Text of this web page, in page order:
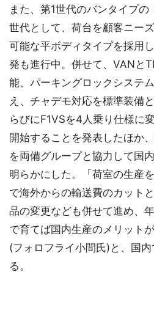
また、第1世代のバンタイプ
世代として、荷台を顧客ニー
可能な平ボディタイプを採用
発も進行中。併せて、VANと
能、パーキングロックシステ
え、チャデモ対応を標準装備
らびにF1VSを4人乗り仕様に
開始することを発表したほか
を両備グループと協力して国
明らかにした。「荷室の生産
で海外からの輸送費のカット
品の変更なども併せて進め、
で育てば国内生産のメリット
(フォロフライ小間氏)と、国
る。